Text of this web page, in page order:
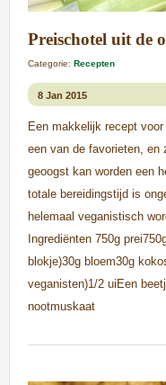
Preischotel uit de
Categorie: Recepten
8 Jan 2015
Een makkelijk recept
een van de favorieten, en
geoogst kan worden een
totale bereidingstijd is
helemaal veganistisch
Ingrediënten 750g
blokje)30g bloem30g
veganisten)1/2 uiEen
nootmuskaat